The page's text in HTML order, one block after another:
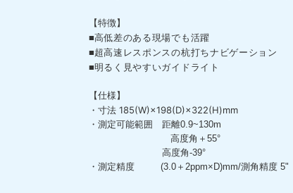
【特徴】
■高低差のある現場でも活躍
■超高速レスポンスの杭打ちナビゲーション
■明るく見やすいガイドライト
【仕様】
・寸法 185(W)×198(D)×322(H)mm
・測定可能範囲 距離0.9~130m
高度角＋55°
高度角-39°
・測定精度 (3.0＋2ppm×D)mm/測角精度 5"